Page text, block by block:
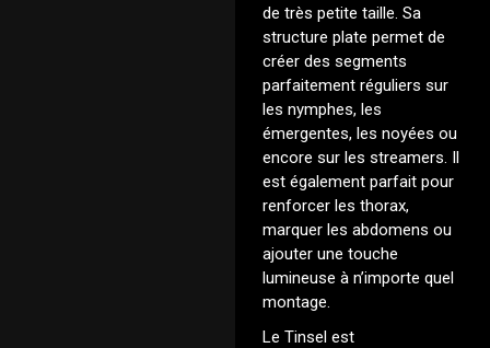
de très petite taille. Sa
structure plate permet de
créer des segments
parfaitement réguliers sur
les nymphes, les
émergentes, les noyées ou
encore sur les streamers. Il
est également parfait pour
renforcer les thorax,
marquer les abdomens ou
ajouter une touche
lumineuse à n’importe quel
montage.
Le Tinsel est